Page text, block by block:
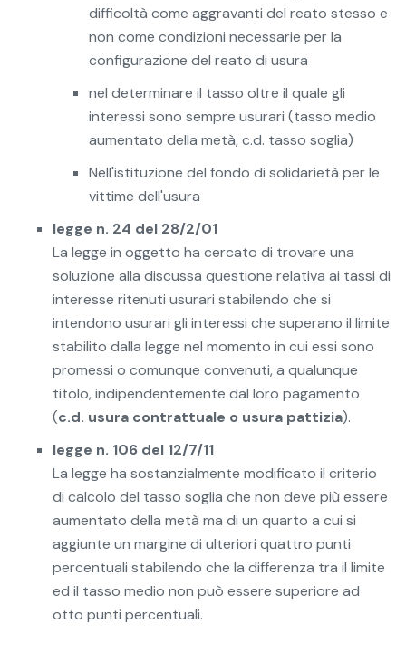
difficoltà come aggravanti del reato stesso e
non come condizioni necessarie per la
configurazione del reato di usura
nel determinare il tasso oltre il quale gli
interessi sono sempre usurari (tasso medio
aumentato della metà, c.d. tasso soglia)
Nell'istituzione del fondo di solidarietà per le
vittime dell'usura
legge n. 24 del 28/2/01
La legge in oggetto ha cercato di trovare una
soluzione alla discussa questione relativa ai tassi di
interesse ritenuti usurari stabilendo che si
intendono usurari gli interessi che superano il limite
stabilito dalla legge nel momento in cui essi sono
promessi o comunque convenuti, a qualunque
titolo, indipendentemente dal loro pagamento
(c.d. usura contrattuale o usura pattizia).
legge n. 106 del 12/7/11
La legge ha sostanzialmente modificato il criterio
di calcolo del tasso soglia che non deve più essere
aumentato della metà ma di un quarto a cui si
aggiunte un margine di ulteriori quattro punti
percentuali stabilendo che la differenza tra il limite
ed il tasso medio non può essere superiore ad
otto punti percentuali.